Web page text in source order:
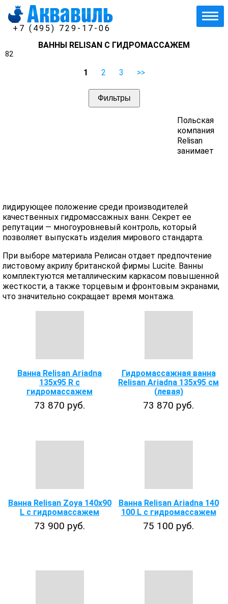
+7 (495) 729-17-06
ВАННЫ RELISAN С ГИДРОМАССАЖЕМ
82
1 2 3 >>
Фильтры
Польская
компания
Relisan
занимает
лидирующее положение среди производителей
качественных гидромассажных ванн. Секрет ее
репутации — многоуровневый контроль, который
позволяет выпускать изделия мирового стандарта.
При выборе материала Релисан отдает предпочтение
листовому акрилу британской фирмы Lucite. Ванны
комплектуются металлическим каркасом повышенной
жесткости, а также торцевым и фронтовым экранами,
что значительно сокращает время монтажа.
Ванна Relisan Ariadna
135x95 R с
гидромассажем
73 870 руб.
Гидромассажная ванна
Relisan Ariadna 135x95 см
(левая)
73 870 руб.
Ванна Relisan Zoya 140x90
L с гидромассажем
73 900 руб.
Ванна Relisan Ariadna 140
100 L с гидромассажем
75 100 руб.